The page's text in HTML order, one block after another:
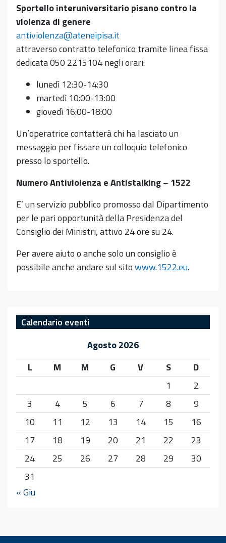
Sportello interuniversitario pisano contro la
violenza di genere
antiviolenza@ateneipisa.it
attraverso contratto telefonico tramite linea fissa
dedicata 050 2215104 negli orari:
lunedì 12:30-14:30
martedì 10:00-13:00
giovedì 16:00-18:00
Un’operatrice contatterà chi ha lasciato un
messaggio per fissare un colloquio telefonico
presso lo sportello.
Numero Antiviolenza e Antistalking– 1522
E’ un servizio pubblico promosso dal Dipartimento
per le pari opportunità della Presidenza del
Consiglio dei Ministri, attivo 24 ore su 24.
Per avere aiuto o anche solo un consiglio è
possibile anche andare sul sitowww.1522.eu.
Calendario eventi
Agosto 2026
L
M M G V S
D
1
2
3
4 5 6 7 8
9
10
11 12 13 14 15
16
17
18 19 20 21 22
23
24
25 26 27 28 29
30
31
« Giu